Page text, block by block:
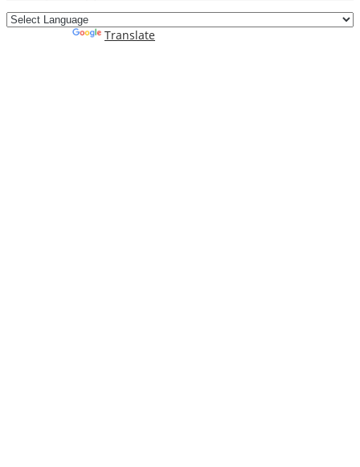
Translate